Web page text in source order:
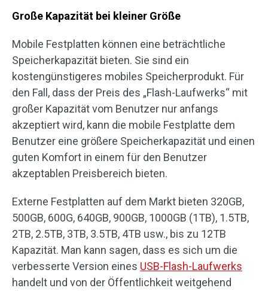
Große Kapazität bei kleiner Größe
Mobile Festplatten können eine beträchtliche
Speicherkapazität bieten. Sie sind ein
kostengünstigeres mobiles Speicherprodukt. Für
den Fall, dass der Preis des „Flash-Laufwerks“ mit
großer Kapazität vom Benutzer nur anfangs
akzeptiert wird, kann die mobile Festplatte dem
Benutzer eine größere Speicherkapazität und einen
guten Komfort in einem für den Benutzer
akzeptablen Preisbereich bieten.
Externe Festplatten auf dem Markt bieten 320GB,
500GB, 600G, 640GB, 900GB, 1000GB (1TB), 1.5TB,
2TB, 2.5TB, 3TB, 3.5TB, 4TB usw., bis zu 12TB
Kapazität. Man kann sagen, dass es sich um die
verbesserte Version eines USB-Flash-Laufwerks
handelt und von der Öffentlichkeit weitgehend